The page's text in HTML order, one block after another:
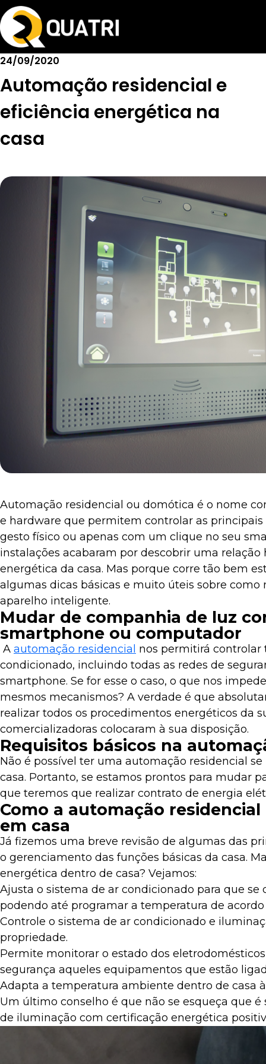
24/09/2020
Automação residencial e
eficiência energética na
casa
Automação residencial ou domótica é o nome
e hardware que permitem controlar as
gesto físico ou apenas com um clique no seu
instalações acabaram por descobrir uma
energética da casa. Mas porque corre tão bem
algumas dicas básicas e muito úteis sobre
aparelho inteligente.
Mudar de companhia de luz
smartphone ou computador
A automação residencial nos permitirá controlar
condicionado, incluindo todas as redes de
smartphone. Se for esse o caso, o que nos
mesmos mecanismos? A verdade é que
realizar todos os procedimentos energéticos da
comercializadoras colocaram à sua disposição.
Requisitos básicos na
Não é possível ter uma automação residencial
casa. Portanto, se estamos prontos para mudar
que teremos que realizar contrato de energia
Como a automação
em casa
Já fizemos uma breve revisão de algumas das
o gerenciamento das funções básicas da casa.
energética dentro de casa? Vejamos:
Ajusta o sistema de ar condicionado para que
podendo até programar a temperatura de
Controle o sistema de ar condicionado e
propriedade.
Permite monitorar o estado dos
segurança aqueles equipamentos que estão
Adapta a temperatura ambiente dentro de casa
Um último conselho é que não se esqueça que
de iluminação com certificação energética